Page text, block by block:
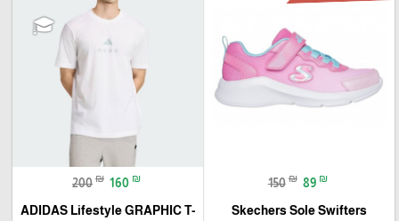
150 ₪ 89 ₪
Skechers Sole Swifters
200 ₪ 160 ₪
ADIDAS Lifestyle GRAPHIC T-